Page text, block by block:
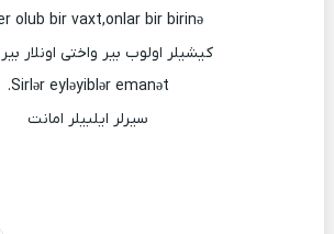
olub bir vaxt,onlar bir birinə
کیشیلر اولوب بیر واختی اونلار
Sirlər eyləyiblər emanət.
سیرلر ایلبیلر امانت